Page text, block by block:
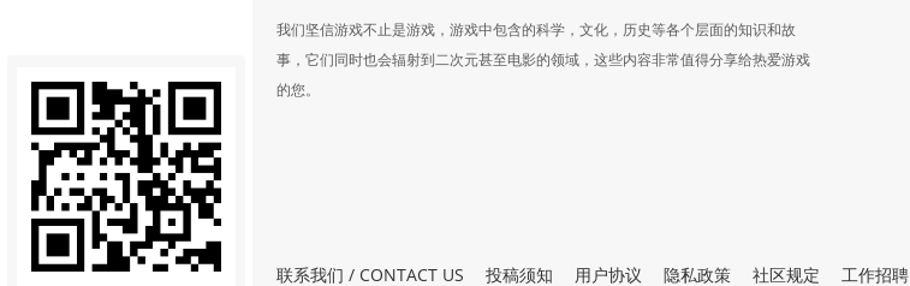
我们坚信游戏不止是游戏，游戏中包含的科学，文化，历史等各个层面的知识和故
事，它们同时也会辐射到二次元甚至电影的领域，这些内容非常值得分享给热爱游戏
的您。
联系我们 / CONTACT US 投稿须知 用户协议 隐私政策 社区规定 工作招聘